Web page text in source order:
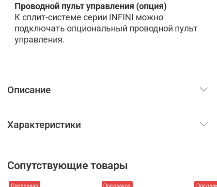
Проводной пульт управления (опция)
К сплит-системе серии INFINI можно
подключать опциональный проводной пульт
управления.
Описание
Характеристики
Сопутствующие товары
Предзаказ Предзаказ